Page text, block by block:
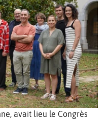
avait lieu le Congrès